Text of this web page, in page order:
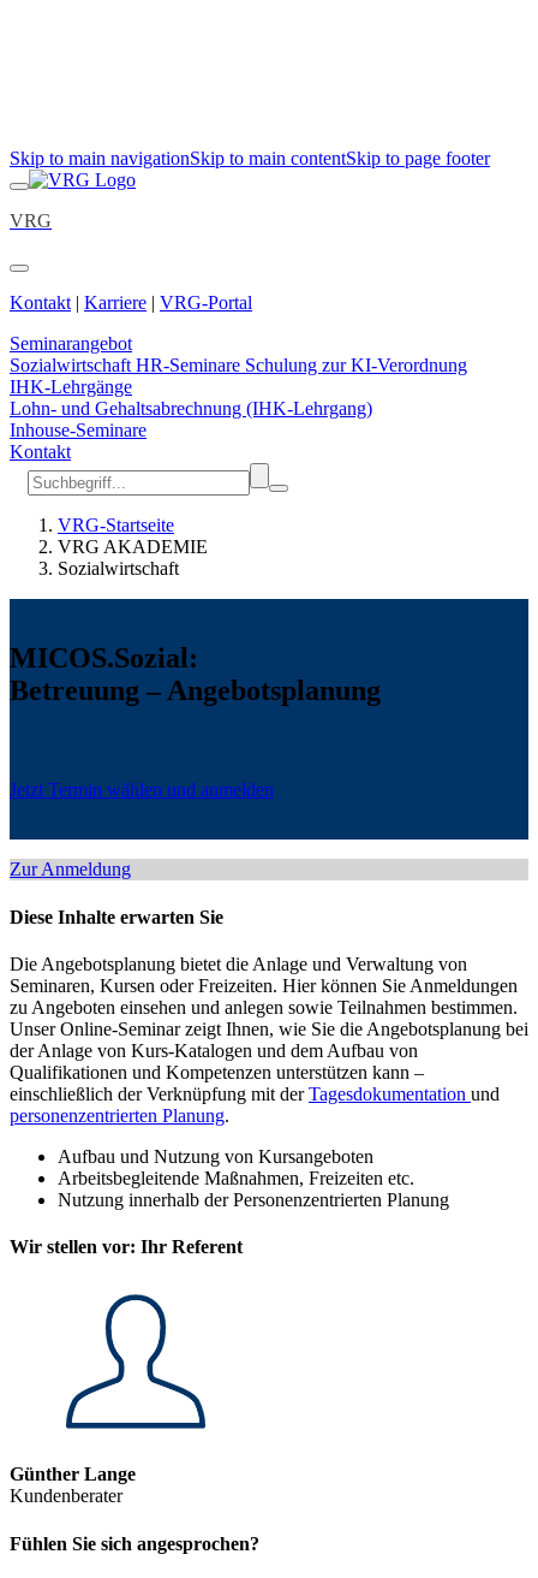
Skip to main navigationSkip to main contentSkip to page footer
VRG
Kontakt | Karriere | VRG-Portal
Seminarangebot
Sozialwirtschaft HR-Seminare Schulung zur KI-Verordnung
IHK-Lehrgänge
Lohn- und Gehaltsabrechnung (IHK-Lehrgang)
Inhouse-Seminare
Kontakt
VRG-Startseite
VRG AKADEMIE
Sozialwirtschaft
MICOS.Sozial:
Betreuung – Angebotsplanung
Jetzt Termin wählen und anmelden
Zur Anmeldung
Diese Inhalte erwarten Sie
Die Angebotsplanung bietet die Anlage und Verwaltung von
Seminaren, Kursen oder Freizeiten. Hier können Sie Anmeldungen
zu Angeboten einsehen und anlegen sowie Teilnahmen bestimmen.
Unser Online-Seminar zeigt Ihnen, wie Sie die Angebotsplanung bei
der Anlage von Kurs-Katalogen und dem Aufbau von
Qualifikationen und Kompetenzen unterstützen kann –
einschließlich der Verknüpfung mit derTagesdokumentation und
personenzentrierten Planung.
Aufbau und Nutzung von Kursangeboten
Arbeitsbegleitende Maßnahmen, Freizeiten etc.
Nutzung innerhalb der Personenzentrierten Planung
Wir stellen vor: Ihr Referent
Günther Lange
Kundenberater
Fühlen Sie sich angesprochen?